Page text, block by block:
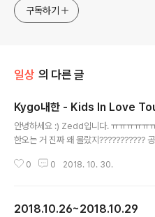
구독하기
일상 의 다른 글
Kygo내한 - Kids In Love
안녕하세요 :) Zedd입니다. ㅠㅠㅠㅠㅠ
한오는 거 진짜 왜 몰랐지???????????
가서 뭐 어쩌다 Kygo Home? 아 채널이
서..날짜가 저렇지만 어제 내가 볼땐 4시
0 0 2018. 10. 30.
2018.10.26~2018.10.29